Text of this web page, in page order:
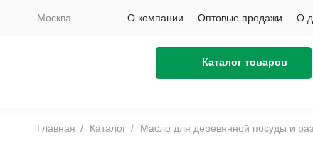
Москва
Каталог товаров
О компании Оптовые продажи О
Главная Каталог Масло для деревянной посуды и